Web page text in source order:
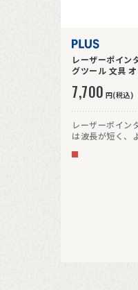
レーザーポイン
グツール 文具
7,700 円(税込)
レーザーポイン
は波長が短く、
イプに比べて約2